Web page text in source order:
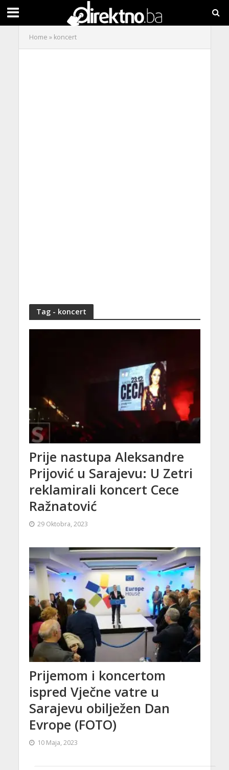
Home » koncert
Tag - koncert
Prije nastupa Aleksandre
Prijović u Sarajevu: U Zetri
reklamirali koncert Cece
Ražnatović
29 Oktobra, 2023
Prijemom i koncertom
ispred Vječne vatre u
Sarajevu obilježen Dan
Evrope (FOTO)
10 Maja, 2023